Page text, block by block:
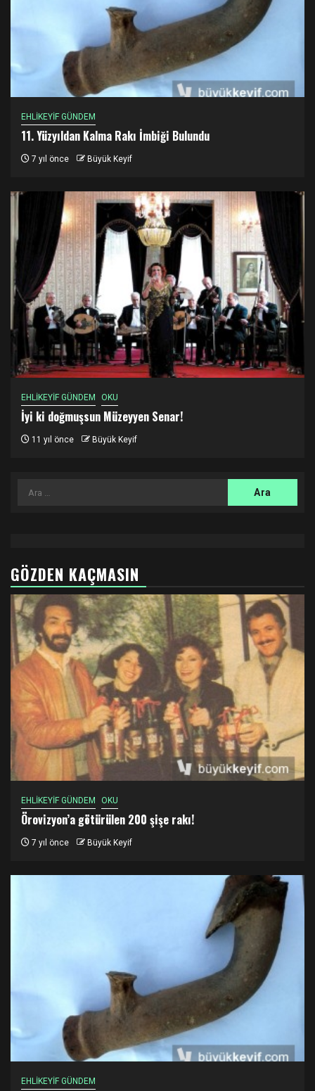
EHLİKEYİF GÜNDEM
11. Yüzyıldan Kalma Rakı İmbiği Bulundu
7 yıl önce Büyük Keyif
EHLİKEYİF GÜNDEM OKU
İyi ki doğmuşsun Müzeyyen Senar!
11 yıl önce Büyük Keyif
Arama:
GÖZDEN KAÇMASIN
EHLİKEYİF GÜNDEM OKU
Örovizyon’a götürülen 200 şişe rakı!
7 yıl önce Büyük Keyif
EHLİKEYİF GÜNDEM